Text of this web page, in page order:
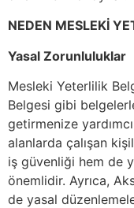
NEDEN MESLEKİ
Yasal Zorunluluklar
Mesleki Yeterlilik
Belgesi gibi
getirmenize
alanlarda çalışan
iş güvenliği hem de
önemlidir. Ayrıca,
de yasal